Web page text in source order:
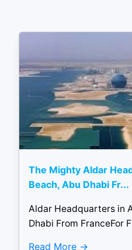
The Mighty Aldar
Beach, Abu Dhabi Fr...
Aldar Headquarters in
Dhabi From FranceFor
Read More